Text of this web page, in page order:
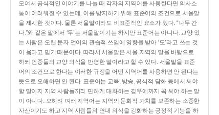
모여서 공식적인 이야기를 나눌 때 각자의 지역어를 사용한다면 의사소
통이 어려워질 수 있는데, 이를 방지하기 위해 표준어의 조건으로 서울말
을 제시한 것이다. 물론 서울말이라도 비표준적인 요소가 있다. “나두 간
다.”와 같은 말에서 ‘두’는 서울말이기는 하지만 표준어는 아니다. 교양 있
는 사람은 오랜 문자 언어의 관습적 쓰임에 영향을 받아 ‘도’라고 쓰는 것
이 옳다고 믿기 때문이다. 따라서 서울말은 서울 지역의 말을 바탕으로
하되 언중들의 교양 의식을 반영한 말이라고 할 수 있다. 서울말을 표준
어의 조건으로 한다는 이러한 규정을 어떤 지역어를 사용하면 안 된다는
뜻으로 오해하면 안 된다. 표준어는 교육, 방송, 공식적 담화 등에서 써야
할 말이지 지역 사람들끼리 편하게 대화하는 경우에까지 꼭 써야 하는 말
이 아니다. 오히려 여러 지역어는 지역의 문화적 가치를 보존하는 소중한
자산이기도 하고 지역 사람들의 연대 의식을 강화하는 긍정적 기능을 하